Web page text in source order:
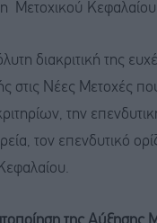
Μετοχικού
διακριτική της
στις Νέες Μετοχές
την
τον επενδυτικό